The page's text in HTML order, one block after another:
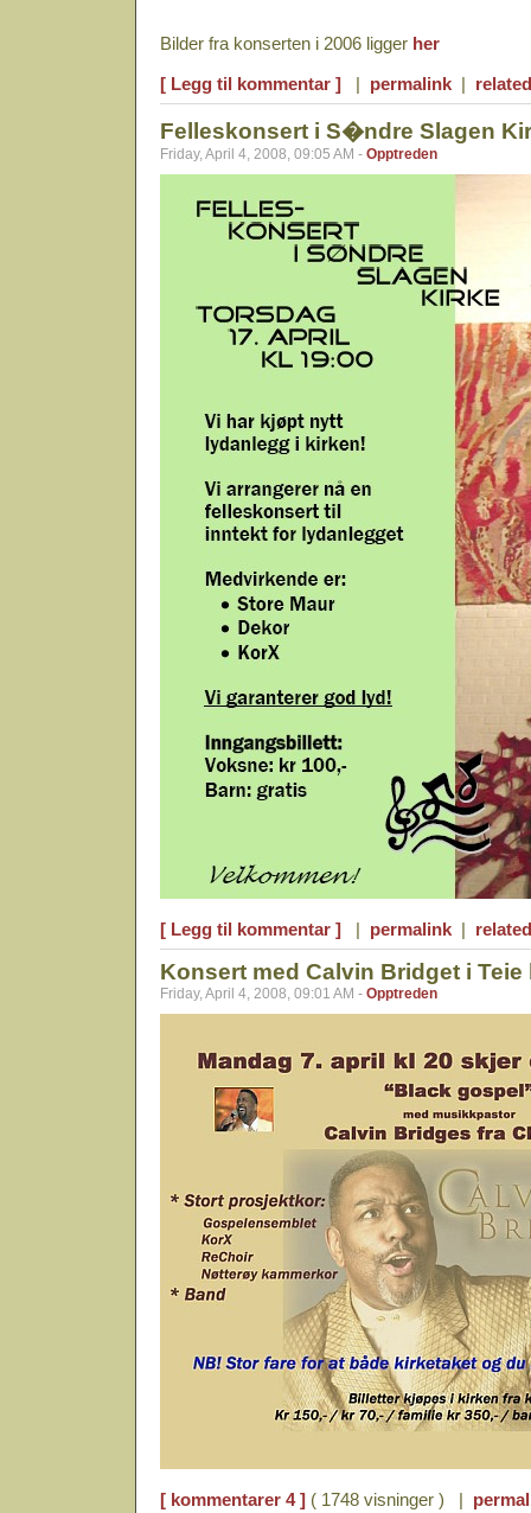
Bilder fra konserten i 2006 ligger her
[ Legg til kommentar ] | permalink |
Felleskonsert i S�ndre Slagen
Friday, April 4, 2008, 09:05 AM - Opptreden
[ Legg til kommentar ] | permalink |
Konsert med Calvin Bridget i Teie
Friday, April 4, 2008, 09:01 AM - Opptreden
[ kommentarer 4 ] ( 1748 visninger ) |